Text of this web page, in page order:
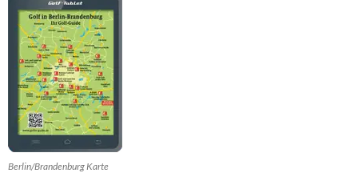
Berlin/Brandenburg Karte